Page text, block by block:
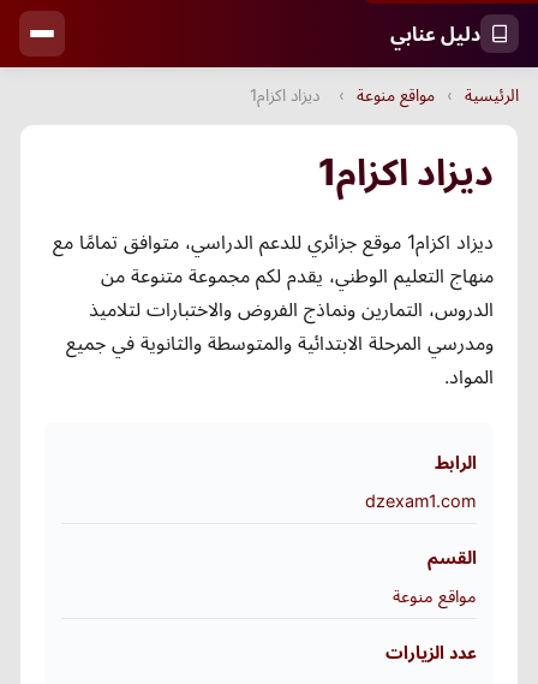
دليل عنابي
الرئيسية › مواقع منوعة › ديزاد اكزام1
ديزاد اكزام1
ديزاد اكزام1 موقع جزائري للدعم الدراسي، متوافق تمامًا مع
منهاج التعليم الوطني، يقدم لكم مجموعة متنوعة من
الدروس، التمارين ونماذج الفروض والاختبارات لتلاميذ
ومدرسي المرحلة الابتدائية والمتوسطة والثانوية في جميع
المواد.
الرابط
dzexam1.com
القسم
مواقع منوعة
عدد الزيارات